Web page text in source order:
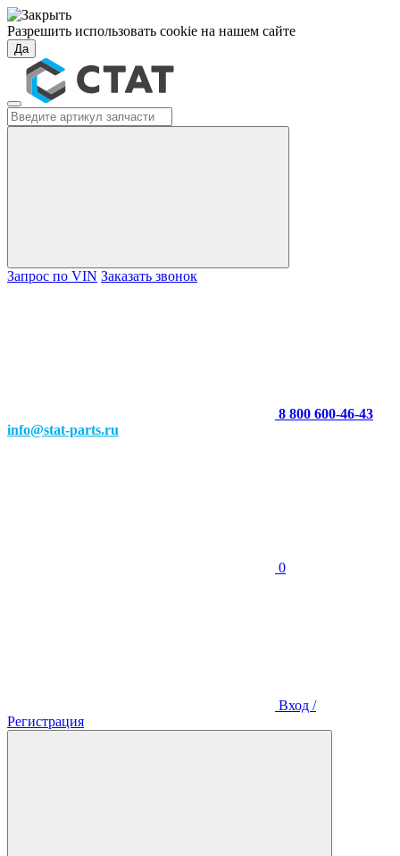
Разрешить использовать cookie на нашем сайте
Да
Запрос по VIN Заказать звонок
8 800 600-46-43
info@stat-parts.ru
0
Вход /
Регистрация